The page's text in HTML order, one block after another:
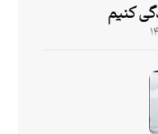
کنیم